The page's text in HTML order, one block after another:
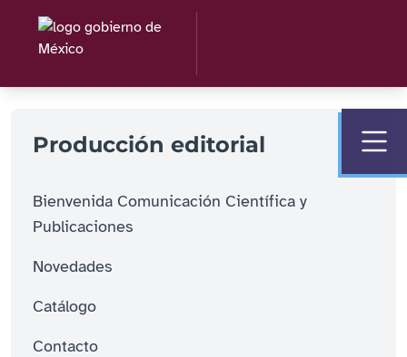
Producción editorial
Bienvenida Comunicación Científica y
Publicaciones
Novedades
Catálogo
Contacto